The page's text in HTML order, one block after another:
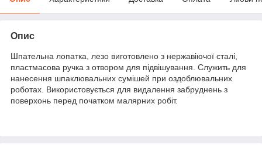
Опис
Шпательна лопатка, лезо виготовлено з нержавіючої сталі,
пластмасова ручка з отвором для підвішування. Служить для
нанесення шпаклювальних сумішей при оздоблювальних
роботах. Використовується для видалення забруднень з
поверхонь перед початком малярних робіт.